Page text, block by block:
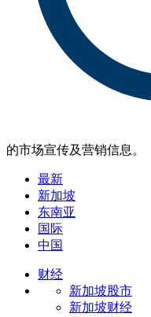
的市场宣传及营销信息。
最新
新加坡
东南亚
国际
中国
财经
新加坡股市
新加坡财经